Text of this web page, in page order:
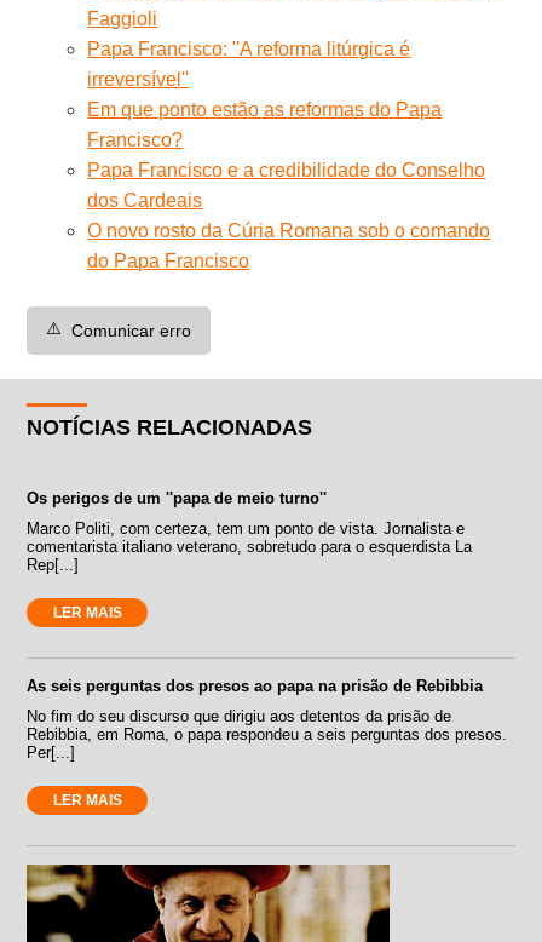
Faggioli
Papa Francisco: ''A reforma litúrgica é
irreversível''
Em que ponto estão as reformas do Papa
Francisco?
Papa Francisco e a credibilidade do Conselho
dos Cardeais
O novo rosto da Cúria Romana sob o comando
do Papa Francisco
⚠️ Comunicar erro
NOTÍCIAS RELACIONADAS
Os perigos de um ''papa de meio turno''
Marco Politi, com certeza, tem um ponto de vista. Jornalista e
comentarista italiano veterano, sobretudo para o esquerdista La
Rep[...]
LER MAIS
As seis perguntas dos presos ao papa na prisão de Rebibbia
No fim do seu discurso que dirigiu aos detentos da prisão de
Rebibbia, em Roma, o papa respondeu a seis perguntas dos presos.
Per[...]
LER MAIS